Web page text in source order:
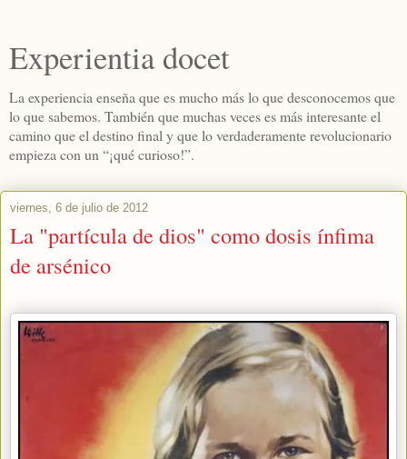
Experientia docet
La experiencia enseña que es mucho más lo que desconocemos que
lo que sabemos. También que muchas veces es más interesante el
camino que el destino final y que lo verdaderamente revolucionario
empieza con un “¡qué curioso!”.
viernes, 6 de julio de 2012
La "partícula de dios" como dosis ínfima
de arsénico